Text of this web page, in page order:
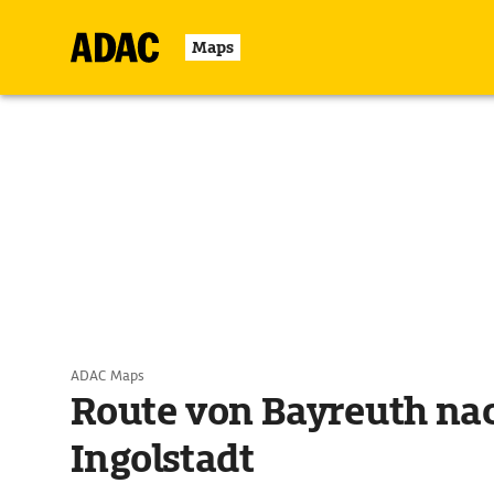
Maps
ADAC Maps
Route von Bayreuth
Ingolstadt